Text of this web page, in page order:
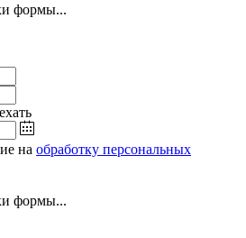
формы...
на обработку персональных
формы...